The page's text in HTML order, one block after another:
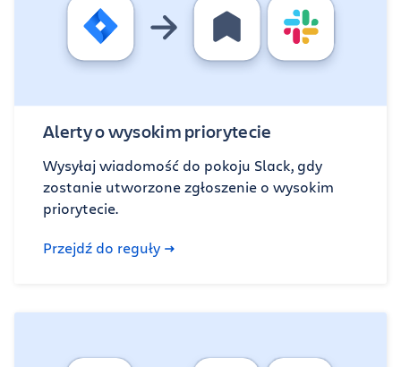
Alerty o wysokim priorytecie
Wysyłaj wiadomość do pokoju Slack, gdy
zostanie utworzone zgłoszenie o wysokim
priorytecie.
Przejdź do reguły